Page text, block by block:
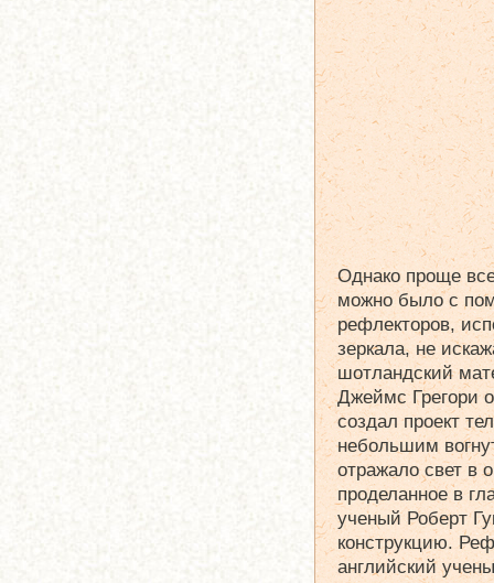
Однако проще
можно было с
рефлекторов,
зеркала, не
шотландский
Джеймс Грегори
создал проект
небольшим
отражало свет в
проделанное в
ученый Роберт
конструкцию.
английский